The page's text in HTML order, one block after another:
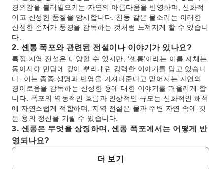
경외감을 불러일으키는 자연의 아름다움을 반영하며, 신화적
이고 신성한 품질을 암시합니다. 천둥 같은 물소리는 이러한
신성한 존재가 풍경을 감독하는 것처럼 느껴지게 할 수 있습니
다.
2. 셴롱 폭포와 관련된 전설이나 이야기가 있나요?
특정 지역 전설은 다양할 수 있지만, '셴롱'이라는 이름 자체는
동아시아 민담에 깊이 뿌리내린 강력한 이야기를 담고 있습니
다. 이는 종종 생명과 번영을 가져다준다고 믿어지는 자연의
경이로움을 감독하는 신성한 용에 대한 이야기를 떠올리게 합
니다. 폭포의 역동적인 흐름과 인상적인 규모는 신화적인 해석
에 자연스럽게 적합하며, 지역 전설은 물과 주변 자연 속에 깃
든 용의 정신을 기릴 수 있습니다.
3. 셴롱은 무엇을 상징하며, 셴롱 폭포에서는 어떻게 반
영되나요?
신성한 용인 셴롱은 동아시아 신화에서 일반적으로 힘, 번영,
지혜, 보호를 상징합니다. 셴롱 폭포에서는 이러한 상징이 폭
더 보기